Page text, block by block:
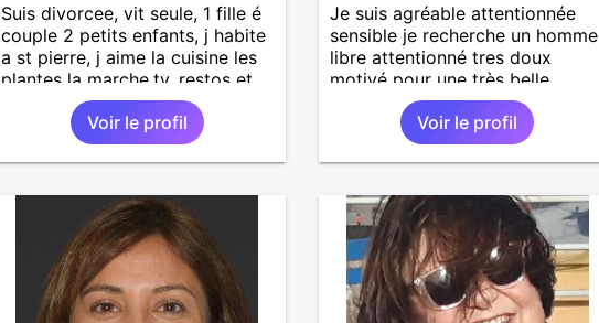
Suis divorcee, vit seule, 1 fille é
couple 2 petits enfants, j habite
a st pierre, j aime la cuisine les
plantes la marche,tv, restos et
voyages 1m65 68 kgse
Voir le profil
Je suis agréable attentionnée
sensible je recherche un homme
libre attentionné tres doux
motivé pour une très belle
longue histoire sérieuse et
Voir le profil